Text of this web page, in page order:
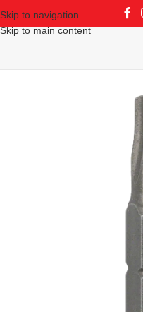
Skip to navigation
Skip to main content